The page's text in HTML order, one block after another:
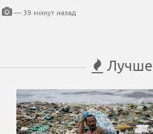
— 39 минут назад